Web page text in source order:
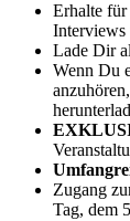
Erhalte für
Lade Dir
Wenn Du
Zugang
Tag, dem